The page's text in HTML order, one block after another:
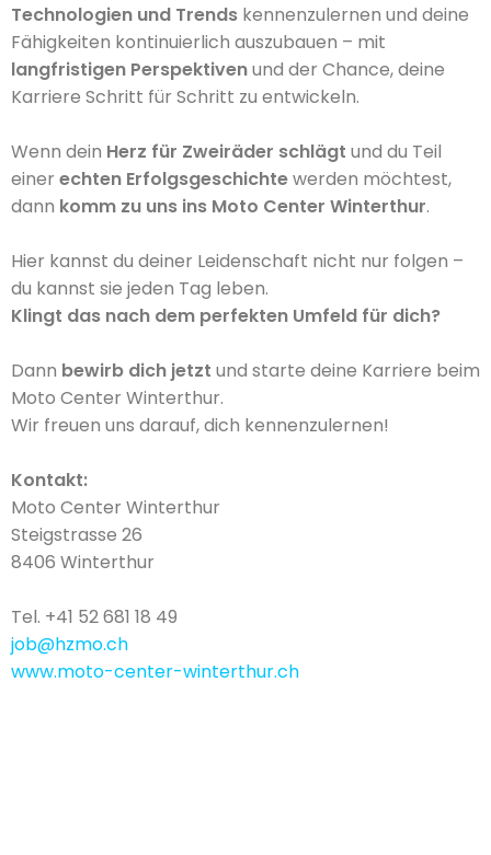
Technologien und Trends kennenzulernen und deine
Fähigkeiten kontinuierlich auszubauen – mit
langfristigen Perspektivenund der Chance, deine
Karriere Schritt für Schritt zu entwickeln.
Wenn dein Herz für Zweiräder schlägt und du Teil
einer echten Erfolgsgeschichtewerden möchtest,
dann komm zu uns ins Moto Center Winterthur.
Hier kannst du deiner Leidenschaft nicht nur folgen –
du kannst sie jeden Tag leben.
Klingt das nach dem perfekten Umfeld für dich?
Dann bewirb dich jetzt und starte deine Karriere beim
Moto Center Winterthur.
Wir freuen uns darauf, dich kennenzulernen!
Kontakt:
Moto Center Winterthur
Steigstrasse 26
8406 Winterthur
Tel. +41 52 681 18 49
job@hzmo.ch
www.moto-center-winterthur.ch